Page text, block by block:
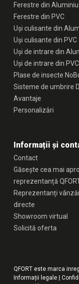
Ferestre din Aluminiu
Ferestre din PVC
Uși culisante din
Uși culisante din PVC
Uși de intrare din
Uși de intrare din PVC
Plase de insecte
Sisteme de umbrire
Avantaje
Personalizări
Informații și
Contact
Găsește cea mai
reprezentanță
Reprezentanți
directe
Showroom virtual
Solicită oferta
QFORT este marca
Informații legale |